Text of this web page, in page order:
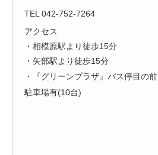
TEL 042-752-7264
アクセス
・相模原駅より徒歩15分
・矢部駅より徒歩15分
・『グリーンプラザ』バス停目の前
駐車場有(10台)